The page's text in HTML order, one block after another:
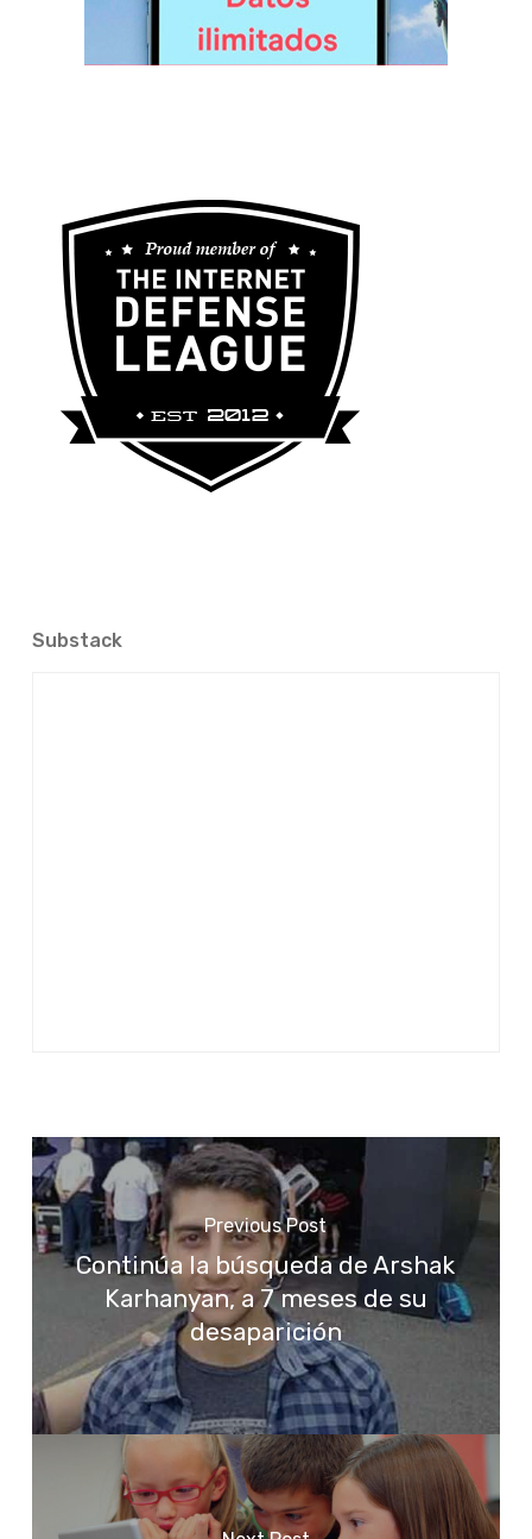
Substack
Previous Post
Continúa la búsqueda de Arshak
Karhanyan, a 7 meses de su
desaparición